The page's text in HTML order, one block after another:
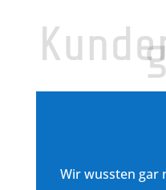
Wir wussten gar